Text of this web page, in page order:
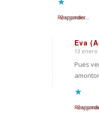
Cargando...
Responder
Eva
Dice:
13 enero
Pues